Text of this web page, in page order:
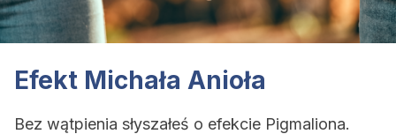
Efekt Michała Anioła
Bez wątpienia słyszałeś o efekcie Pigmaliona.